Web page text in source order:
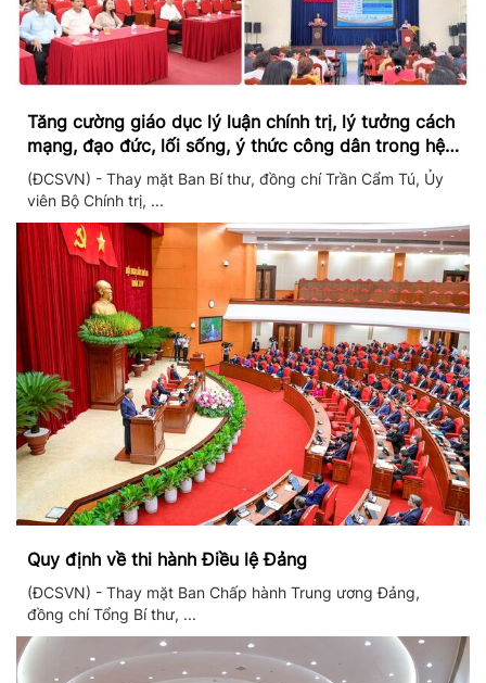
Tăng cường giáo dục lý luận chính trị, lý tưởng cách
mạng, đạo đức, lối sống, ý thức công dân trong hệ
thống giáo dục quốc dân
(ĐCSVN) - Thay mặt Ban Bí thư, đồng chí Trần Cẩm Tú, Ủy
viên Bộ Chính trị, ...
Quy định về thi hành Điều lệ Đảng
(ĐCSVN) - Thay mặt Ban Chấp hành Trung ương Đảng,
đồng chí Tổng Bí thư, ...